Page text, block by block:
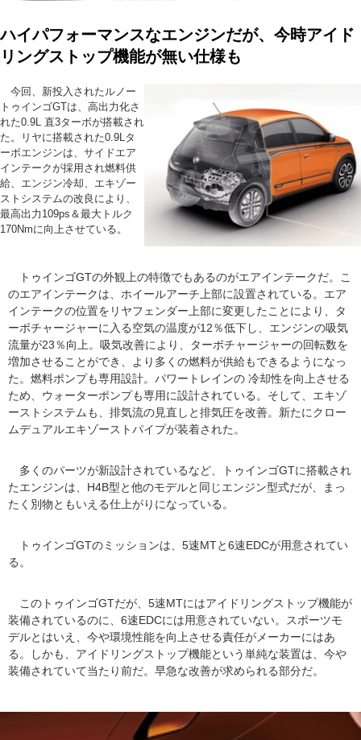
ハイパフォーマンスなエンジンだが、今時アイド
リングストップ機能が無い仕様も
今回、新投入されたルノー
トゥインゴGTは、高出力化さ
れた0.9L 直3ターボが搭載され
た。リヤに搭載された0.9Lタ
ーボエンジンは、サイドエア
インテークが採用され燃料供
給、エンジン冷却、エキゾー
ストシステムの改良により、
最高出力109ps＆最大トルク
170Nmに向上させている。
トゥインゴGTの外観上の特徴でもあるのがエアインテークだ。こ
のエアインテークは、ホイールアーチ上部に設置されている。エア
インテークの位置をリヤフェンダー上部に変更したことにより、タ
ーボチャージャーに入る空気の温度が12％低下し、エンジンの吸気
流量が23％向上。吸気改善により、ターボチャージャーの回転数を
増加させることができ、より多くの燃料が供給もできるようになっ
た。燃料ポンプも専用設計。パワートレインの 冷却性を向上させる
ため、ウォーターポンプも専用に設計されている。そして、エキゾ
ーストシステムも、排気流の見直しと排気圧を改善。新たにクロー
ムデュアルエキゾーストパイプが装着された。
多くのパーツが新設計されているなど、トゥインゴGTに搭載され
たエンジンは、H4B型と他のモデルと同じエンジン型式だが、まっ
たく別物ともいえる仕上がりになっている。
トゥインゴGTのミッションは、5速MTと6速EDCが用意されてい
る。
このトゥインゴGTだが、5速MTにはアイドリングストップ機能が
装備されているのに、6速EDCには用意されていない。スポーツモ
デルとはいえ、今や環境性能を向上させる責任がメーカーにはあ
る。しかも、アイドリングストップ機能という単純な装置は、今や
装備されていて当たり前だ。早急な改善が求められる部分だ。